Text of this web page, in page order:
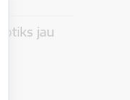
jau